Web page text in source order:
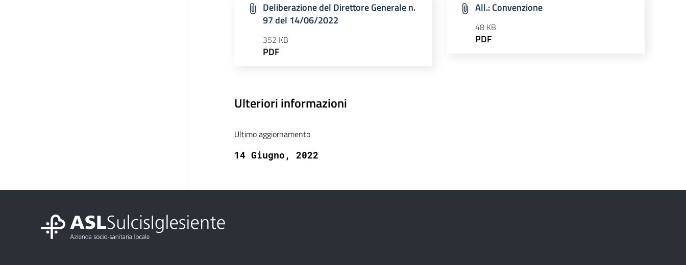
Deliberazione del Direttore Generale n.
97 del 14/06/2022
352 KB
PDF
All.: Convenzione
48 KB
PDF
Ulteriori informazioni
Ultimo aggiornamento
14 Giugno, 2022